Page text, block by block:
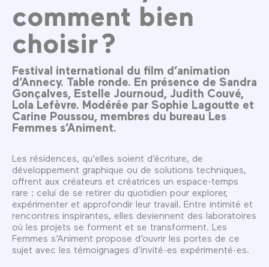
comment bien
choisir ?
Festival international du film d’animation
d’Annecy. Table ronde. En présence de Sandra
Gonçalves, Estelle Journoud, Judith Couvé,
Lola Lefèvre. Modérée par Sophie Lagoutte et
Carine Poussou, membres du bureau Les
Femmes s’Animent.
Les résidences, qu'elles soient d’écriture, de
développement graphique ou de solutions techniques,
offrent aux créateurs et créatrices un espace-temps
rare : celui de se retirer du quotidien pour explorer,
expérimenter et approfondir leur travail. Entre intimité et
rencontres inspirantes, elles deviennent des laboratoires
où les projets se forment et se transforment. Les
Femmes s’Animent propose d’ouvrir les portes de ce
sujet avec les témoignages d’invité·es expérimenté·es.